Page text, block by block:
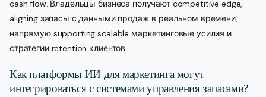
cash flow. Владельцы бизнеса получают competitive edge,
aligning запасы с данными продаж в реальном времени,
напрямую supporting scalable маркетинговые усилия и
стратегии retention клиентов.
Как платформы ИИ для маркетинга могут
интегрироваться с системами управления запасами?